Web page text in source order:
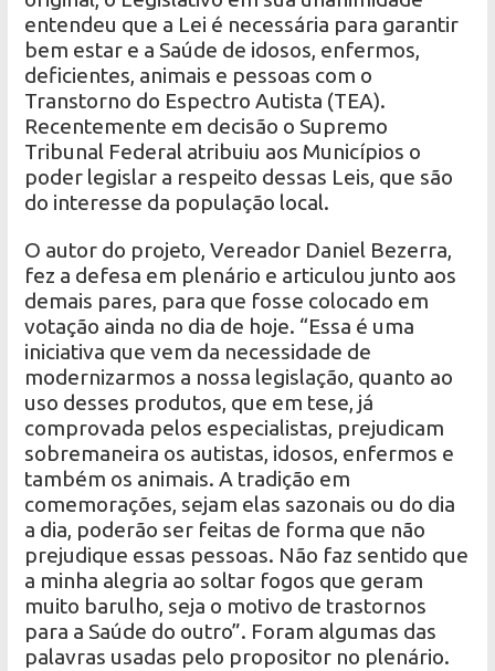
entendeu que a Lei é necessária para garantir
bem estar e a Saúde de idosos, enfermos,
deficientes, animais e pessoas com o
Transtorno do Espectro Autista (TEA).
Recentemente em decisão o Supremo
Tribunal Federal atribuiu aos Municípios o
poder legislar a respeito dessas Leis, que são
do interesse da população local.
O autor do projeto, Vereador Daniel Bezerra,
fez a defesa em plenário e articulou junto aos
demais pares, para que fosse colocado em
votação ainda no dia de hoje. “Essa é uma
iniciativa que vem da necessidade de
modernizarmos a nossa legislação, quanto ao
uso desses produtos, que em tese, já
comprovada pelos especialistas, prejudicam
sobremaneira os autistas, idosos, enfermos e
também os animais. A tradição em
comemorações, sejam elas sazonais ou do dia
a dia, poderão ser feitas de forma que não
prejudique essas pessoas. Não faz sentido que
a minha alegria ao soltar fogos que geram
muito barulho, seja o motivo de trastornos
para a Saúde do outro”. Foram algumas das
palavras usadas pelo propositor no plenário.